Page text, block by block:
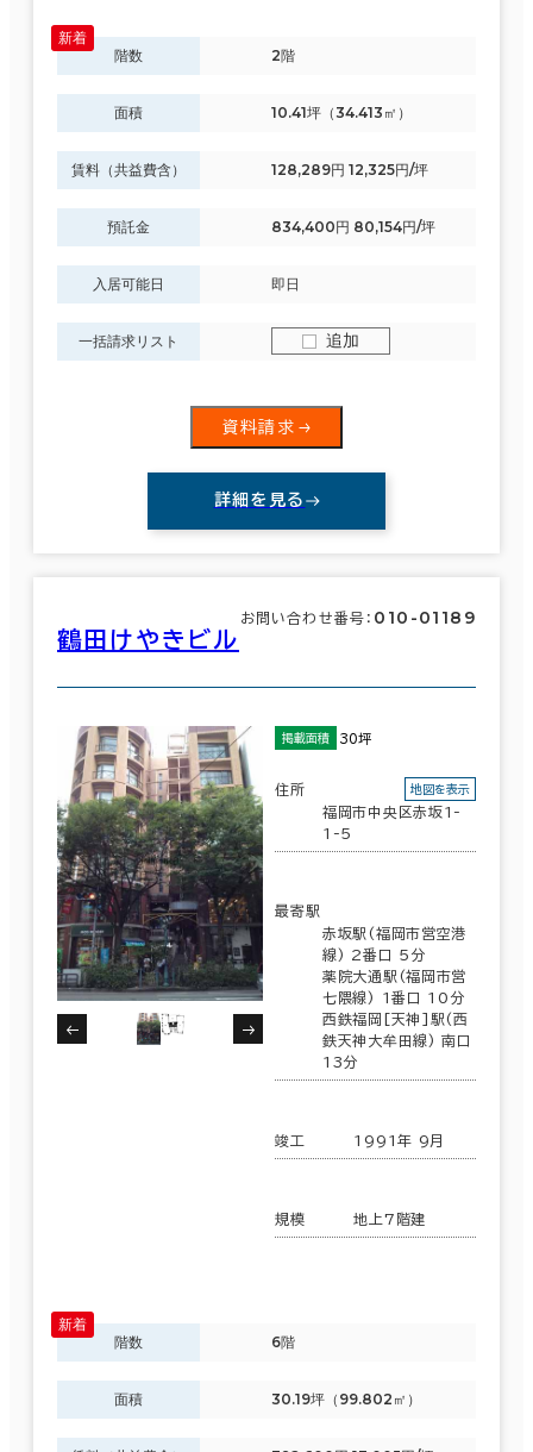
階数 2階
面積 10.41坪（34.413㎡）
賃料（共益費含） 128,289円 12,325円/坪
預託金 834,400円 80,154円/坪
入居可能日 即日
一括請求リスト 追加
資料請求
詳細を見る
鶴田けやきビル
お問い合わせ番号： 010-01189
掲載面積 30坪
住所
福岡市中央区赤坂1-
1-5
地図を表示
最寄駅
赤坂駅(福岡市営空港
線) 2番口 5分
薬院大通駅(福岡市営
七隈線) 1番口 10分
西鉄福岡[天神]駅(西
鉄天神大牟田線) 南口
13分
竣工 1991年 9月
規模 地上7階建
階数 6階
面積 30.19坪（99.802㎡）